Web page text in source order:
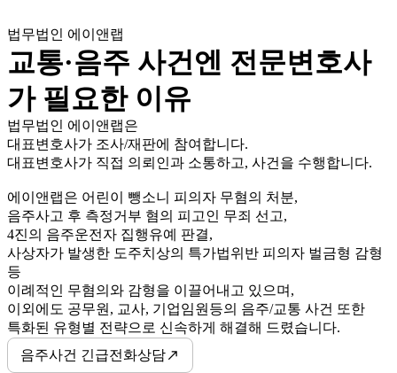
법무법인 에이앤랩
교통·음주 사건엔 전문변호사
가 필요한 이유
법무법인 에이앤랩은
대표변호사가 조사/재판에 참여합니다.
대표변호사가 직접 의뢰인과 소통하고, 사건을 수행합니다.
에이앤랩은 어린이 뺑소니 피의자 무혐의 처분,
음주사고 후 측정거부 혐의 피고인 무죄 선고,
4진의 음주운전자 집행유예 판결,
사상자가 발생한 도주치상의 특가법위반 피의자 벌금형 감형
등
이례적인 무혐의와 감형을 이끌어내고 있으며,
이외에도 공무원, 교사, 기업임원등의 음주/교통 사건 또한
특화된 유형별 전략으로 신속하게 해결해 드렸습니다.
음주사건 긴급전화상담